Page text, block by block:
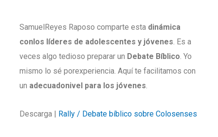
SamuelReyes Raposo comparte esta dinámica
conlos líderes de adolescentes y jóvenes. Es a
veces algo tedioso preparar un Debate Bíblico. Yo
mismo lo sé porexperiencia. Aquí te facilitamos con
un adecuadonivel para los jóvenes.
Descarga | Rally / Debate bíblico sobre Colosenses